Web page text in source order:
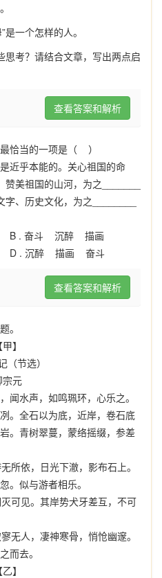
是一个怎样的人。
思考？请结合文章，写出两点启
查看答案和解析
恰当的一项是（ ）
近乎本能的。关心祖国的命
美祖国的山河，为之_______
字、历史文化，为之________
B . 奋斗 沉醉 描画
D . 沉醉 描画 奋斗
查看答案和解析
。
【甲】
（节选）
宗元
闻水声，如鸣珮环，心乐之。
。全石以为底，近岸，卷石底
。青树翠蔓，蒙络摇缀，参差
所依，日光下澈，影布石上。
忽。似与游者相乐。
可见。其岸势犬牙差互，不可
无人，凄神寒骨，悄怆幽邃。
而去。
【乙】